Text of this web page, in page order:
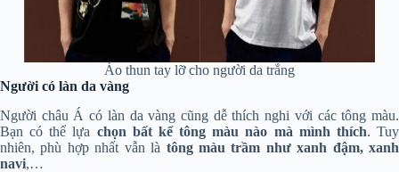
Áo thun tay lỡ cho người da trắng
Người có làn da vàng
Người châu Á có làn da vàng cũng dễ thích nghi với các tông màu.
Bạn có thể lựa chọn bất kể tông màu nào mà mình thích. Tuy
nhiên, phù hợp nhất vẫn là tông màu trầm như xanh đậm, xanh
navi,…